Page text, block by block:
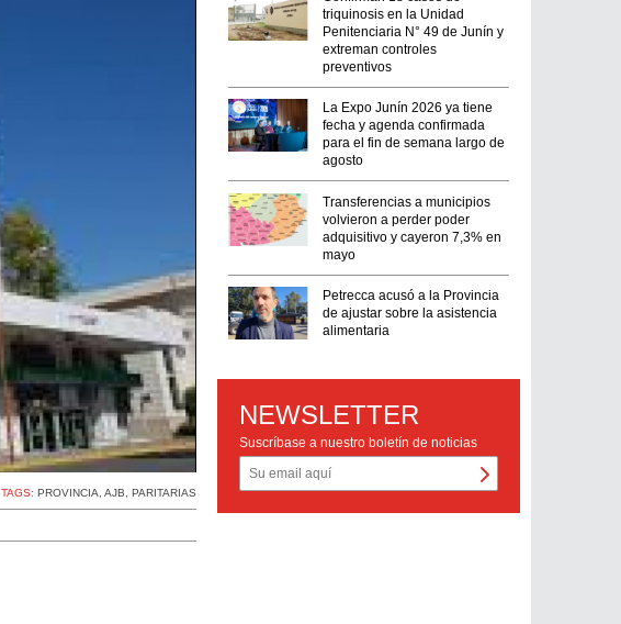
TAGS:PROVINCIA ,AJB ,PARITARIAS
triquinosis en la Unidad
Penitenciaria N° 49 de Junín y
extreman controles
preventivos
La Expo Junín 2026 ya tiene
fecha y agenda confirmada
para el fin de semana largo de
agosto
Transferencias a municipios
volvieron a perder poder
adquisitivo y cayeron 7,3% en
mayo
Petrecca acusó a la Provincia
de ajustar sobre la asistencia
alimentaria
NEWSLETTER
Suscríbase a nuestro boletín de noticias